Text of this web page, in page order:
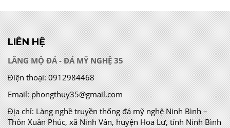
LIÊN HỆ
LĂNG MỘ ĐÁ - ĐÁ MỸ NGHỆ 35
Điện thoại: 0912984468
Email: phongthuy35@gmail.com
Địa chỉ:Làng nghề truyền thống đá mỹ nghệ Ninh Bình –
Thôn Xuân Phúc, xã Ninh Vân, huyện Hoa Lư, tỉnh Ninh Bình